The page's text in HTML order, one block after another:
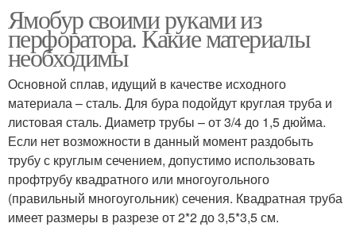
Ямобур своими руками из
перфоратора. Какие материалы
необходимы
Основной сплав, идущий в качестве исходного
материала – сталь. Для бура подойдут круглая труба и
листовая сталь. Диаметр трубы – от 3/4 до 1,5 дюйма.
Если нет возможности в данный момент раздобыть
трубу с круглым сечением, допустимо использовать
профтрубу квадратного или многоугольного
(правильный многоугольник) сечения. Квадратная труба
имеет размеры в разрезе от 2*2 до 3,5*3,5 см.